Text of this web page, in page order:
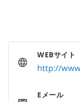
WEBサイト
http://
Eメール